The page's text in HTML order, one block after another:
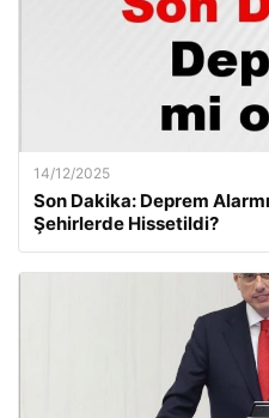
14/12/2025
Son Dakika: Deprem
Şehirlerde Hissetildi?